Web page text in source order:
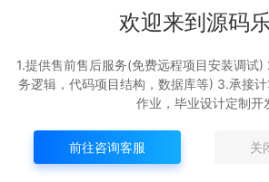
的
ek+ai的外卖配送系统
# 最新
12
欢迎来到源码
1.提供售前售后服务(免费远程项目安装调试
务逻辑，代码项目结构，数据库等) 3.承接
作业，毕业设计定制开
前往咨询客服 关